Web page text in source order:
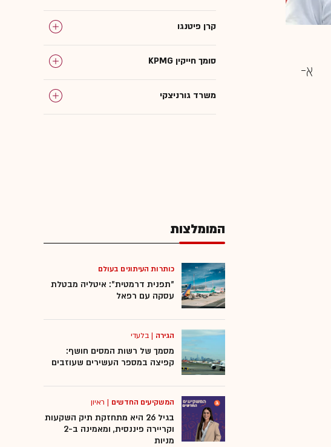
קרן פיטנגו
KPMG סומך חייקין
משרד גורניצקי
המומלצות
כותרות העיתונים בעולם
"תפנית דרמטית": איטליה מבטלת
עסקה עם רפאל
הגירה |בלעדי
מסמך של רשות המסים חושף:
קפיצה במספר העשירים שעוזבים
המשקיעים החדשים | ראיון
בגיל 26 היא מתחזקת תיק השקעות
וקריירה פיננסית, ומאמינה ב-2
מניות